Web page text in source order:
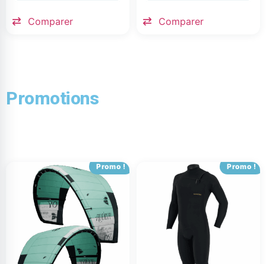
Comparer Comparer
Promotions
Promo ! Promo !